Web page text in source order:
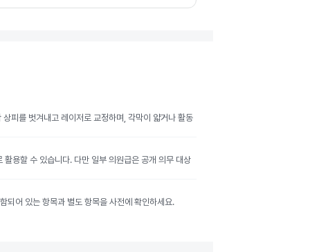
피를 벗겨내고 레이저로 교정하며, 각막이 얇거나 활동
용할 수 있습니다. 다만 일부 의원급은 공개 의무 대상
되어 있는 항목과 별도 항목을 사전에 확인하세요.